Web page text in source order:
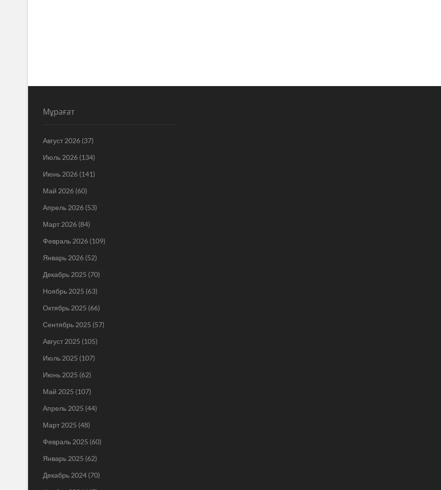
Мұрағат
Август 2026 (37)
Июль 2026 (134)
Июнь 2026 (141)
Май 2026 (60)
Апрель 2026 (53)
Март 2026 (84)
Февраль 2026 (109)
Январь 2026 (52)
Декабрь 2025 (70)
Ноябрь 2025 (63)
Октябрь 2025 (66)
Сентябрь 2025 (57)
Август 2025 (105)
Июль 2025 (107)
Июнь 2025 (62)
Май 2025 (107)
Апрель 2025 (44)
Март 2025 (48)
Февраль 2025 (60)
Январь 2025 (62)
Декабрь 2024 (70)